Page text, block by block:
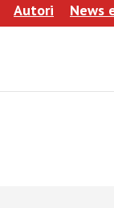
Autori News